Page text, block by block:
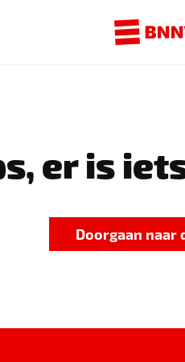
er is
Doorgaan naar